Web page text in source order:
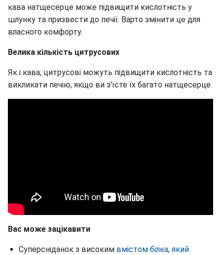
кава натщесерце може підвищити кислотність у
шлунку та призвести до печії. Варто змінити це для
власного комфорту.
Велика кількість цитрусових
Як і кава, цитрусові можуть підвищити кислотність та
викликати печію, якщо ви з'їсте їх багато натщесерце.
Вас може зацікавити
Суперсніданок з високим вмістом білка, який